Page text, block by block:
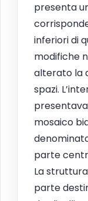
presenta
inferiori di
modifiche
alterato la
spazi.
mosaico
parte
La
parte